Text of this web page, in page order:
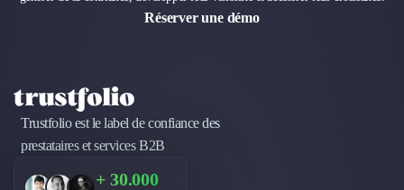
Réserver une démo
Trustfolio est le label de confiance des
prestataires et services B2B
+ 30.000